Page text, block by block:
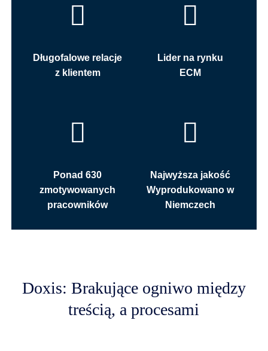
Długofalowe relacje
z klientem
Lider na rynku
ECM
Ponad 630
zmotywowanych
pracowników
Najwyższa jakość
Wyprodukowano w
Niemczech
Doxis: Brakujące ogniwo między
treścią, a procesami